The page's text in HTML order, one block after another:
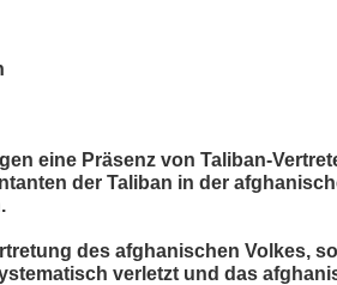
eine Präsenz von Taliban-
der Taliban in der
des afghanischen Volkes,
verletzt und das